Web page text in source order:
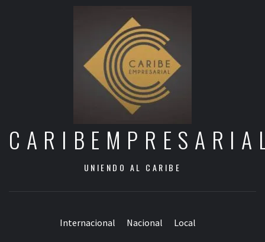
UNIENDO AL CARIBE
Internacional Nacional Local